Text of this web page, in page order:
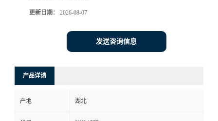
更新日期： 2026-08-07
发送咨询信息
产品详请
产地 湖北